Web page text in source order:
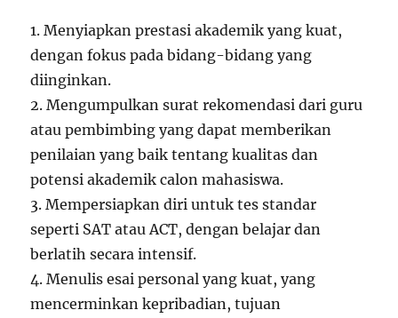
1. Menyiapkan prestasi akademik yang kuat,
dengan fokus pada bidang-bidang yang
diinginkan.
2. Mengumpulkan surat rekomendasi dari guru
atau pembimbing yang dapat memberikan
penilaian yang baik tentang kualitas dan
potensi akademik calon mahasiswa.
3. Mempersiapkan diri untuk tes standar
seperti SAT atau ACT, dengan belajar dan
berlatih secara intensif.
4. Menulis esai personal yang kuat, yang
mencerminkan kepribadian, tujuan